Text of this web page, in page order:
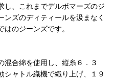
し、これまでデルボマーズのジ
ズのディティールを汲まなく
のジーンズです。
混合綿を使用し、縦糸６．３
シャトル織機で織り上げ、１９